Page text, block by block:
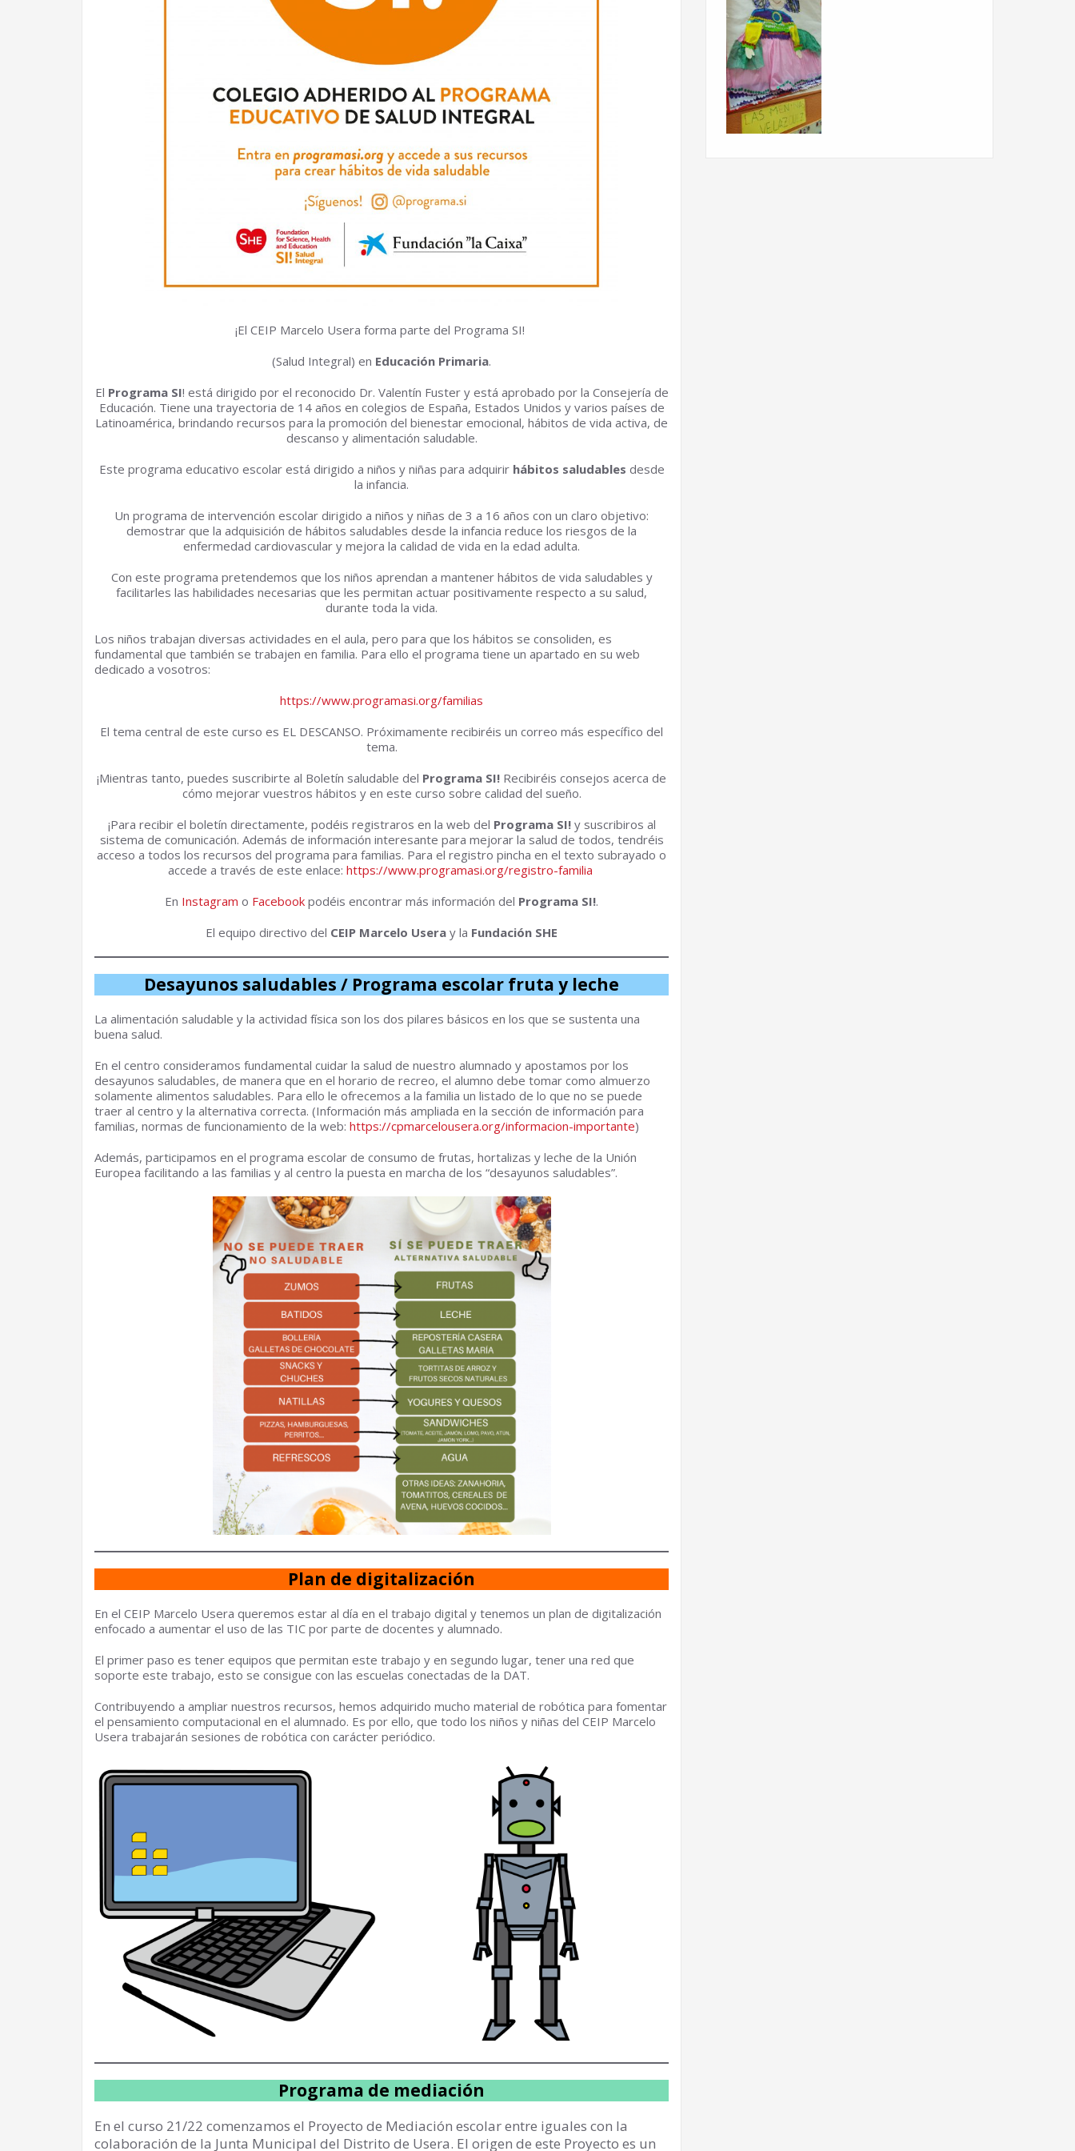
¡El CEIP Marcelo Usera forma parte del Programa SI!
(Salud Integral) en Educación Primaria.
El Programa SI! está dirigido por el reconocido Dr. Valentín Fuster y está aprobado por la Consejería de
Educación. Tiene una trayectoria de 14 años en colegios de España, Estados Unidos y varios países de
Latinoamérica, brindando recursos para la promoción del bienestar emocional, hábitos de vida activa, de
descanso y alimentación saludable.
Este programa educativo escolar está dirigido a niños y niñas para adquirir hábitos saludables desde
la infancia.
Un programa de intervención escolar dirigido a niños y niñas de 3 a 16 años con un claro objetivo:
demostrar que la adquisición de hábitos saludables desde la infancia reduce los riesgos de la
enfermedad cardiovascular y mejora la calidad de vida en la edad adulta.
Con este programa pretendemos que los niños aprendan a mantener hábitos de vida saludables y
facilitarles las habilidades necesarias que les permitan actuar positivamente respecto a su salud,
durante toda la vida.
Los niños trabajan diversas actividades en el aula, pero para que los hábitos se consoliden, es
fundamental que también se trabajen en familia. Para ello el programa tiene un apartado en su web
dedicado a vosotros:
https://www.programasi.org/familias
El tema central de este curso es EL DESCANSO. Próximamente recibiréis un correo más específico del
tema.
¡Mientras tanto, puedes suscribirte al Boletín saludable del Programa SI! Recibiréis consejos acerca de
cómo mejorar vuestros hábitos y en este curso sobre calidad del sueño.
¡Para recibir el boletín directamente, podéis registraros en la web del Programa SI!y suscribiros al
sistema de comunicación. Además de información interesante para mejorar la salud de todos, tendréis
acceso a todos los recursos del programa para familias. Para el registro pincha en el texto subrayado o
accede a través de este enlace: https://www.programasi.org/registro-familia
En Instagram o Facebook podéis encontrar más información del Programa SI!.
El equipo directivo del CEIP Marcelo Usera y la Fundación SHE
Desayunos saludables / Programa escolar fruta y leche
La alimentación saludable y la actividad física son los dos pilares básicos en los que se sustenta una
buena salud.
En el centro consideramos fundamental cuidar la salud de nuestro alumnado y apostamos por los
desayunos saludables, de manera que en el horario de recreo, el alumno debe tomar como almuerzo
solamente alimentos saludables. Para ello le ofrecemos a la familia un listado de lo que no se puede
traer al centro y la alternativa correcta. (Información más ampliada en la sección de información para
familias, normas de funcionamiento de la web: https://cpmarcelousera.org/informacion-importante)
Además, participamos en el programa escolar de consumo de frutas, hortalizas y leche de la Unión
Europea facilitando a las familias y al centro la puesta en marcha de los “desayunos saludables”.
Plan de digitalización
En el CEIP Marcelo Usera queremos estar al día en el trabajo digital y tenemos un plan de digitalización
enfocado a aumentar el uso de las TIC por parte de docentes y alumnado.
El primer paso es tener equipos que permitan este trabajo y en segundo lugar, tener una red que
soporte este trabajo, esto se consigue con las escuelas conectadas de la DAT.
Contribuyendo a ampliar nuestros recursos, hemos adquirido mucho material de robótica para fomentar
el pensamiento computacional en el alumnado. Es por ello, que todo los niños y niñas del CEIP Marcelo
Usera trabajarán sesiones de robótica con carácter periódico.
Programa de mediación
En el curso 21/22 comenzamos el Proyecto de Mediación escolar entre iguales con la
colaboración de la Junta Municipal del Distrito de Usera. El origen de este Proyecto es un